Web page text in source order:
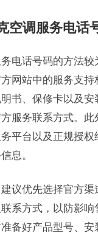
空调服务电话
电话号码的方法较
网站中的服务支持
书、保修卡以及安
服务联系方式。此
平台以及正规授权
息。
议优先选择官方渠
系方式，以防影响
备好产品型号、安